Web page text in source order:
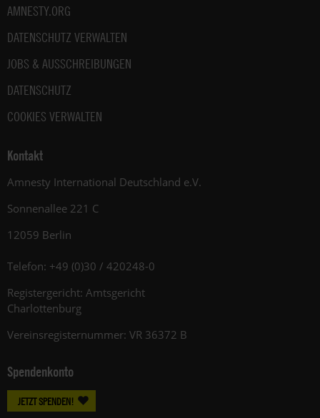
AMNESTY.ORG
DATENSCHUTZ VERWALTEN
JOBS & AUSSCHREIBUNGEN
DATENSCHUTZ
COOKIES VERWALTEN
Kontakt
Amnesty International Deutschland e.V.
Sonnenallee 221 C
12059 Berlin
Telefon: +49 (0)30 / 420248-0
Registergericht: Amtsgericht
Charlottenburg
Vereinsregisternummer: VR 36372 B
Spendenkonto
JETZT SPENDEN!